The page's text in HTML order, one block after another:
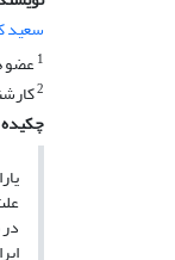
سعید
1عضو
2
چکیده